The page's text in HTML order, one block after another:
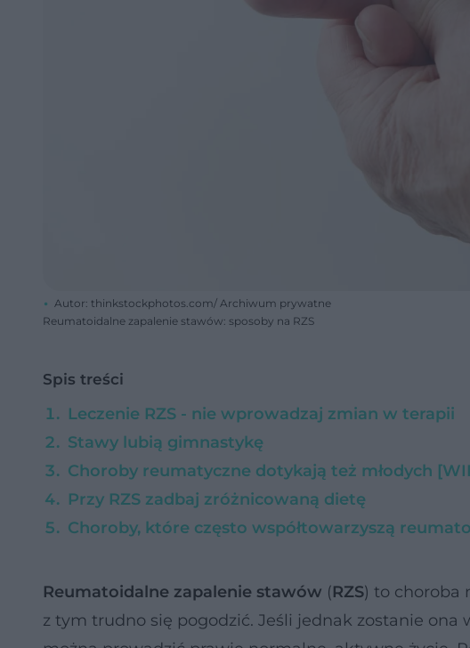
Autor: thinkstockphotos.com/ Archiwum prywatne
Reumatoidalne zapalenie stawów: sposoby na RZS
Spis treści
Leczenie RZS - nie wprowadzaj zmian w terapii
Stawy lubią gimnastykę
Choroby reumatyczne dotykają też młodych
Przy RZS zadbaj zróżnicowaną dietę
Choroby, które często współtowarzyszą
Reumatoidalne zapalenie stawów (RZS) to choroba
z tym trudno się pogodzić. Jeśli jednak zostanie ona